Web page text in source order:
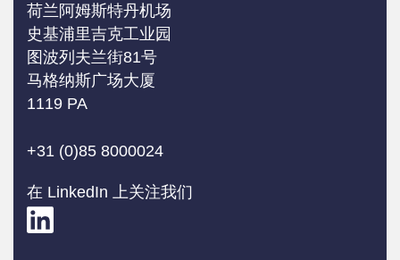
荷兰阿姆斯特丹机场
史基浦里吉克工业园
图波列夫兰街81号
马格纳斯广场大厦
1119 PA
+31 (0)85 8000024
在 LinkedIn 上关注我们